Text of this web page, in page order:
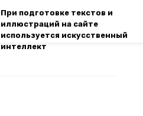
При подготовке текстов и
иллюстраций на сайте
используется искусственный
интеллект